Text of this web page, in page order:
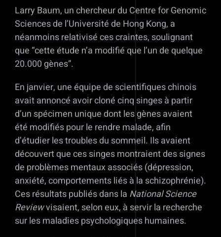
Larry Baum, un chercheur du Centre for Genomic
Sciences de l’Université de Hong Kong, a
néanmoins relativisé ces craintes, soulignant
que “cette étude n’a modifié que l’un de quelque
20.000 gènes”.
En janvier, une équipe de scientifiques chinois
avait annoncé avoir cloné cinq singes à partir
d’un spécimen unique dont les gènes avaient
été modifiés pour le rendre malade, afin
d’étudier les troubles du sommeil. Ils avaient
découvert que ces singes montraient des signes
de problèmes mentaux associés (dépression,
anxiété, comportements liés à la schizophrénie).
Ces résultats publiés dans la National Science
Reviewvisaient, selon eux, à servir la recherche
sur les maladies psychologiques humaines.